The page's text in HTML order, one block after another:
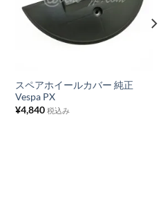
入
ス
スペアホイールカバー 純正
Vespa PX
¥4,840 税込み